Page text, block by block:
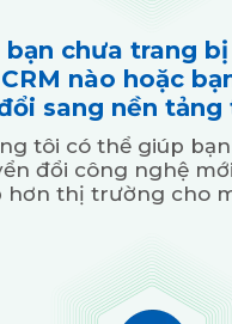
bạn chưa trang
nào hoặc
sang nền tảng
tôi có thể giúp
đổi công nghệ
hơn thị trường cho